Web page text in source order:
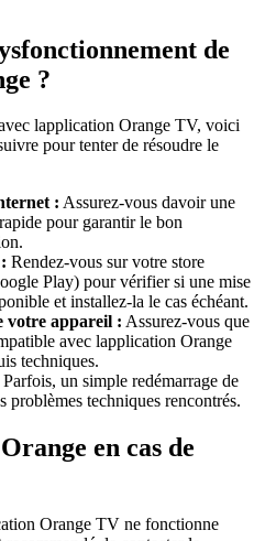
de
?
lapplication Orange TV, voici
pour tenter de résoudre le
: Assurez-vous davoir une
pour garantir le bon
Rendez-vous sur votre store
Play) pour vérifier si une mise
et installez-la le cas échéant.
votre appareil : Assurez-vous que
avec lapplication Orange
techniques.
Parfois, un simple redémarrage de
problèmes techniques rencontrés.
en cas de
Orange TV ne fonctionne